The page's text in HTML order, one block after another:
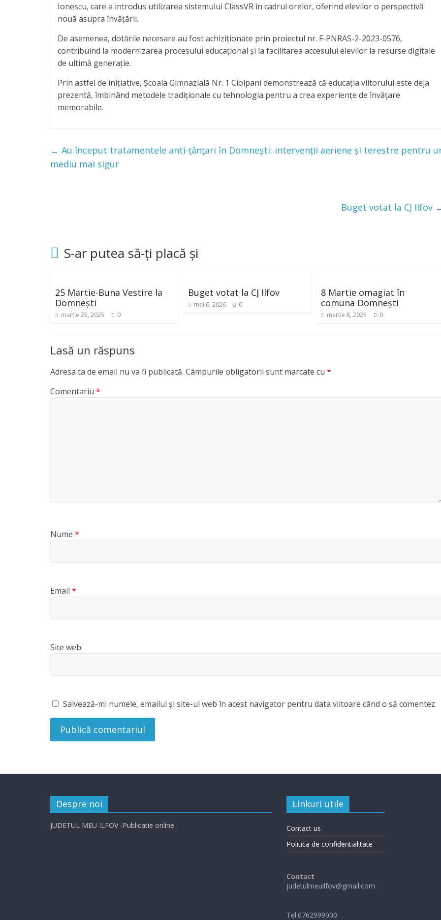
Ionescu, care a introdus utilizarea sistemului ClassVR în cadrul orelor, oferind elevilor o perspectivă
nouă asupra învățării.
De asemenea, dotările necesare au fost achiziționate prin proiectul nr. F-PNRAS-2-2023-0576,
contribuind la modernizarea procesului educațional și la facilitarea accesului elevilor la resurse digitale
de ultimă generație.
Prin astfel de inițiative, Școala Gimnazială Nr. 1 Ciolpani demonstrează că educația viitorului este deja
prezentă, îmbinând metodele tradiționale cu tehnologia pentru a crea experiențe de învățare
memorabile.
← Au început tratamentele anti-țânțari în Domnești: intervenții aeriene și terestre pentru
mediu mai sigur
Buget votat la CJ Ilfov
S-ar putea să-ți placă și
25 Martie-Buna Vestire la
Domnești
martie 25, 2025 0
Buget votat la CJ Ilfov
mai 6, 2026 0
8 Martie omagiat în
comuna Domnești
martie 8, 2025 0
Lasă un răspuns
Adresa ta de email nu va fi publicată. Câmpurile obligatorii sunt marcate cu *
Comentariu *
Nume *
Email *
Site web
Salvează-mi numele, emailul și site-ul web în acest navigator pentru data viitoare când o să comentez.
Despre noi
JUDETUL MEU ILFOV -Publicatie online
Linkuri utile
Contact us
Politica de confidentialitate
Contact
judetulmeuilfov@gmail.com
Tel.0762999000